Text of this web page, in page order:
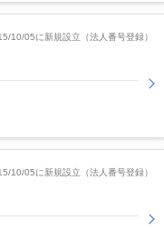
10/05に新規設立（法人番号登録）
10/05に新規設立（法人番号登録）